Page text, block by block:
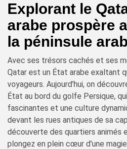
Explorant le
arabe prospère
la péninsule
Avec ses trésors cachés et ses
Qatar est un État arabe exaltant
voyageurs. Aujourd'hui, on
État au bord du golfe Persique,
fascinantes et une culture
devant les rues antiques de sa
découverte des quartiers animés
plongez en plein cœur d'une